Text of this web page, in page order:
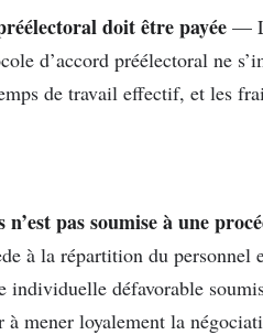
doit être payée —
d’accord préélectoral ne
de travail effectif, et les
pas soumise à une
à la répartition du personnel
individuelle défavorable
mener loyalement la